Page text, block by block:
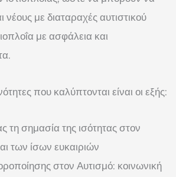
νέους με διαταραχές αυτιστικού
με ασφάλεια και
που καλύπτονται είναι οι εξής:
τη σημασία της ισότητας στον
των ίσων ευκαιριών
στον Αυτισμό: κοινωνική